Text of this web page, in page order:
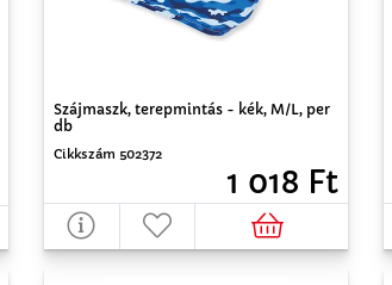
Szájmaszk, terepmintás - kék, M/L, per
db
Cikkszám 502372
1 018 Ft